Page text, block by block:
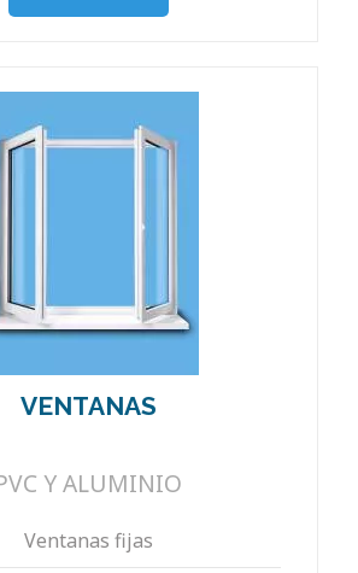
VENTANAS
Y ALUMINIO
Ventanas fijas